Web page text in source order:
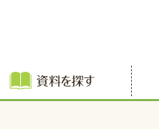
資料を